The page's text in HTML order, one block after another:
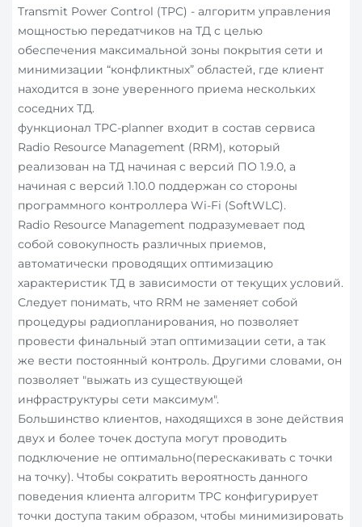
Transmit Power Control (TPC) - алгоритм управления
мощностью передатчиков на ТД с целью
обеспечения максимальной зоны покрытия сети и
минимизации “конфликтных” областей, где клиент
находится в зоне уверенного приема нескольких
соседних ТД.
функционал TPC-planner входит в состав сервиса
Radio Resource Management (RRM), который
реализован на ТД начиная с версий ПО 1.9.0, а
начиная с версий 1.10.0 поддержан со стороны
программного контроллера Wi-Fi (SoftWLC).
Radio Resource Management подразумевает под
собой совокупность различных приемов,
автоматически проводящих оптимизацию
характеристик ТД в зависимости от текущих условий.
Следует понимать, что RRM не заменяет собой
процедуры радиопланирования, но позволяет
провести финальный этап оптимизации сети, а так
же вести постоянный контроль. Другими словами, он
позволяет "выжать из существующей
инфраструктуры сети максимум".
Большинство клиентов, находящихся в зоне действия
двух и более точек доступа могут проводить
подключение не оптимально(перескакивать с точки
на точку). Чтобы сократить вероятность данного
поведения клиента алгоритм TPC конфигурирует
точки доступа таким образом, чтобы минимизировать